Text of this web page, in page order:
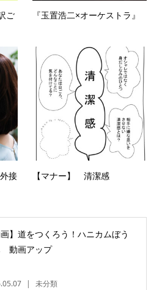
ご
『玉置浩二×オーケストラ』
接
【マナー】 清潔感
画】道をつくろう！ハニカムぼう
動画アップ
未分類